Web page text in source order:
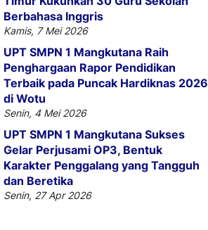
Berbahasa Inggris
Kamis, 7 Mei 2026
UPT SMPN 1 Mangkutana Raih
Penghargaan Rapor Pendidikan
Terbaik pada Puncak Hardiknas 2026
di Wotu
Senin, 4 Mei 2026
UPT SMPN 1 Mangkutana Sukses
Gelar Perjusami OP3, Bentuk
Karakter Penggalang yang Tangguh
dan Beretika
Senin, 27 Apr 2026